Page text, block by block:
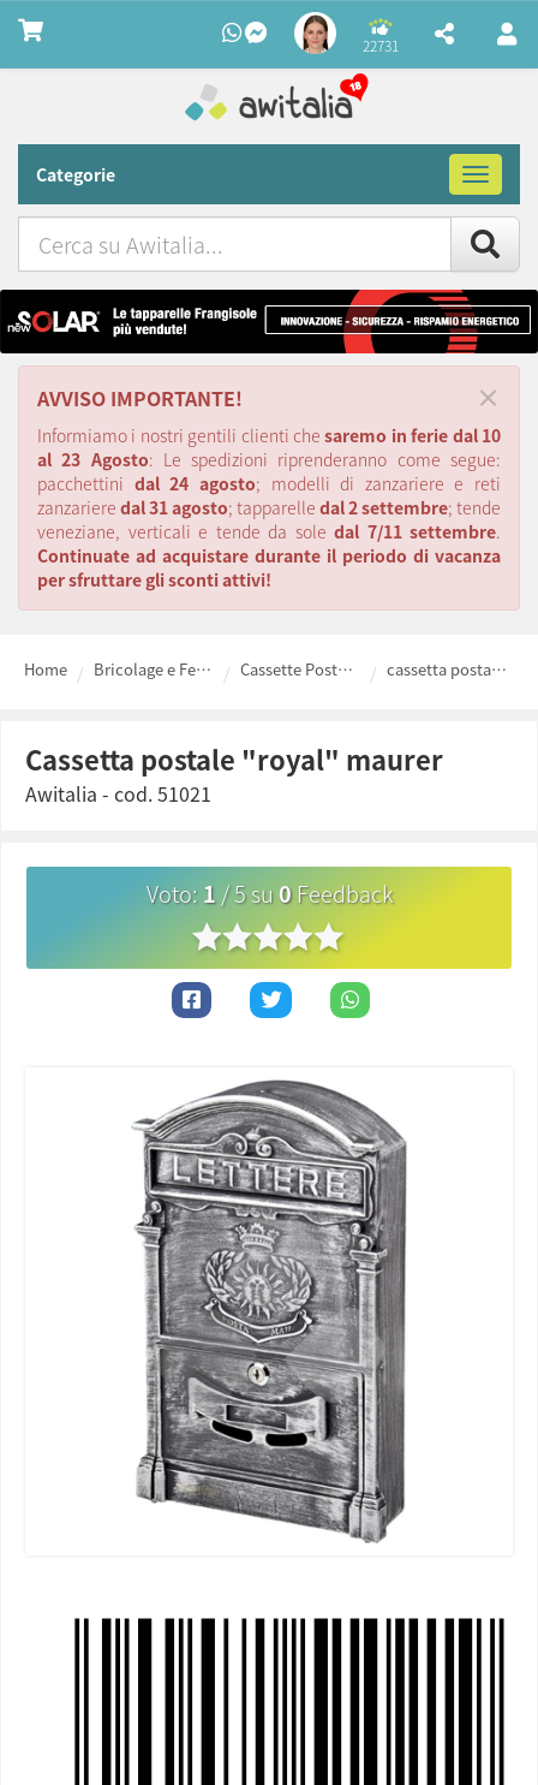
22731
Categorie
Toggle
Awitalia
×
AVVISO IMPORTANTE!
Informiamo i nostri gentili clienti chesaremo in ferie dal 10
al 23 Agosto: Le spedizioni riprenderanno come segue:
pacchettini dal 24 agosto; modelli di zanzariere e reti
zanzariere dal 31 agosto; tapparelle dal 2 settembre; tende
veneziane, verticali e tende da sole dal 7/11 settembre.
Continuate ad acquistare durante il periodo di vacanza
per sfruttare gli sconti attivi!
Home Bricolage e Ferramenta fai da te Cassette Postali e Bacheche cassetta postale "royal" maurer
cassetta postale "royal" maurer
Awitalia - cod.51021
Voto: 1/5su 0Feedback